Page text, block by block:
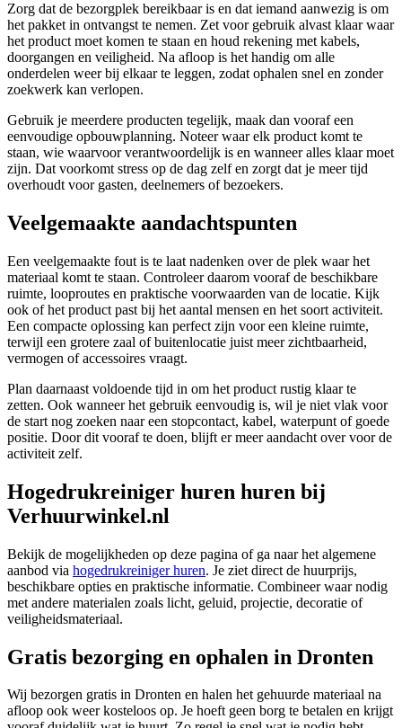
Zorg dat de bezorgplek bereikbaar is en dat iemand aanwezig is om
het pakket in ontvangst te nemen. Zet voor gebruik alvast klaar waar
het product moet komen te staan en houd rekening met kabels,
doorgangen en veiligheid. Na afloop is het handig om alle
onderdelen weer bij elkaar te leggen, zodat ophalen snel en zonder
zoekwerk kan verlopen.
Gebruik je meerdere producten tegelijk, maak dan vooraf een
eenvoudige opbouwplanning. Noteer waar elk product komt te
staan, wie waarvoor verantwoordelijk is en wanneer alles klaar moet
zijn. Dat voorkomt stress op de dag zelf en zorgt dat je meer tijd
overhoudt voor gasten, deelnemers of bezoekers.
Veelgemaakte aandachtspunten
Een veelgemaakte fout is te laat nadenken over de plek waar het
materiaal komt te staan. Controleer daarom vooraf de beschikbare
ruimte, looproutes en praktische voorwaarden van de locatie. Kijk
ook of het product past bij het aantal mensen en het soort activiteit.
Een compacte oplossing kan perfect zijn voor een kleine ruimte,
terwijl een grotere zaal of buitenlocatie juist meer zichtbaarheid,
vermogen of accessoires vraagt.
Plan daarnaast voldoende tijd in om het product rustig klaar te
zetten. Ook wanneer het gebruik eenvoudig is, wil je niet vlak voor
de start nog zoeken naar een stopcontact, kabel, waterpunt of goede
positie. Door dit vooraf te doen, blijft er meer aandacht over voor de
activiteit zelf.
Hogedrukreiniger huren huren bij
Verhuurwinkel.nl
Bekijk de mogelijkheden op deze pagina of ga naar het algemene
aanbod via hogedrukreiniger huren. Je ziet direct de huurprijs,
beschikbare opties en praktische informatie. Combineer waar nodig
met andere materialen zoals licht, geluid, projectie, decoratie of
veiligheidsmateriaal.
Gratis bezorging en ophalen in Dronten
Wij bezorgen gratis in Dronten en halen het gehuurde materiaal na
afloop ook weer kosteloos op. Je hoeft geen borg te betalen en krijgt